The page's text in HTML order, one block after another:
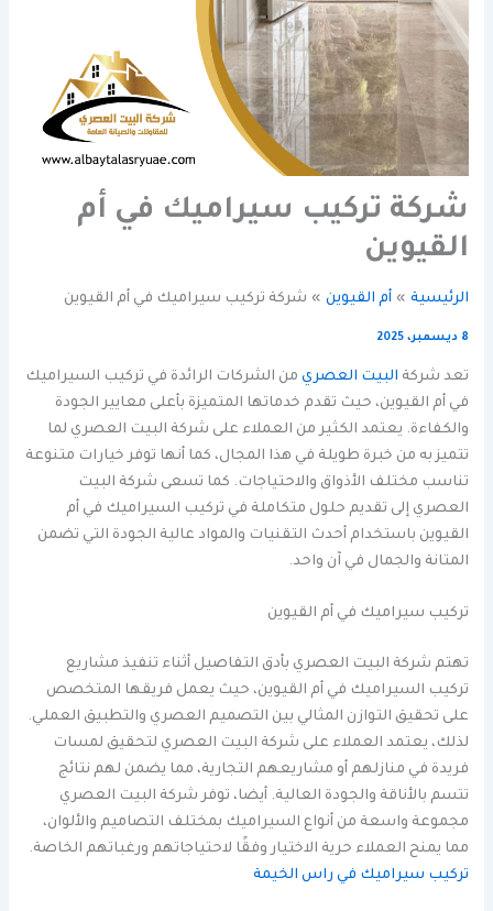
شركة تركيب سيراميك في أم
القيوين
الرئيسية أم القيوين شركة تركيب سيراميك في أم القيوين
8 ديسمبر، 2025
تعد شركة البيت العصري من الشركات الرائدة في تركيب السيراميك
في أم القيوين، حيث تقدم خدماتها المتميزة بأعلى معايير الجودة
والكفاءة. يعتمد الكثير من العملاء على شركة البيت العصري لما
تتميز به من خبرة طويلة في هذا المجال، كما أنها توفر خيارات متنوعة
تناسب مختلف الأذواق والاحتياجات. كما تسعى شركة البيت
العصري إلى تقديم حلول متكاملة في تركيب السيراميك في أم
القيوين باستخدام أحدث التقنيات والمواد عالية الجودة التي تضمن
المتانة والجمال في آن واحد.
تركيب سيراميك في أم القيوين
تهتم شركة البيت العصري بأدق التفاصيل أثناء تنفيذ مشاريع
تركيب السيراميك في أم القيوين، حيث يعمل فريقها المتخصص
على تحقيق التوازن المثالي بين التصميم العصري والتطبيق العملي.
لذلك، يعتمد العملاء على شركة البيت العصري لتحقيق لمسات
فريدة في منازلهم أو مشاريعهم التجارية، مما يضمن لهم نتائج
تتسم بالأناقة والجودة العالية. أيضا، توفر شركة البيت العصري
مجموعة واسعة من أنواع السيراميك بمختلف التصاميم والألوان،
مما يمنح العملاء حرية الاختيار وفقًا لاحتياجاتهم ورغباتهم الخاصة.
تركيب سيراميك في راس الخيمة